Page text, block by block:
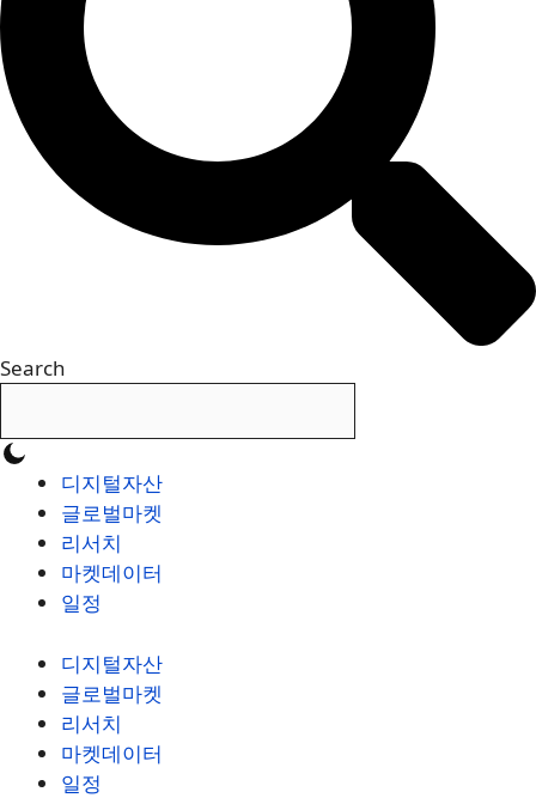
Search
디지털자산
글로벌마켓
리서치
마켓데이터
일정
디지털자산
글로벌마켓
리서치
마켓데이터
일정